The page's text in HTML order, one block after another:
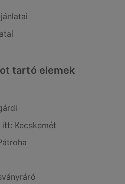
tartó elemek
Kecskemét